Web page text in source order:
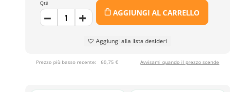
Qtà
AGGIUNGI AL CARRELLO
Aggiungi alla lista desideri
Prezzo più basso recente: 60,75 € Avvisami quando il prezzo scende